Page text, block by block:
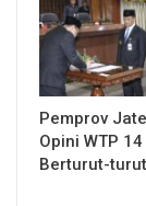
Pemprov
Opini WTP
Berturut-